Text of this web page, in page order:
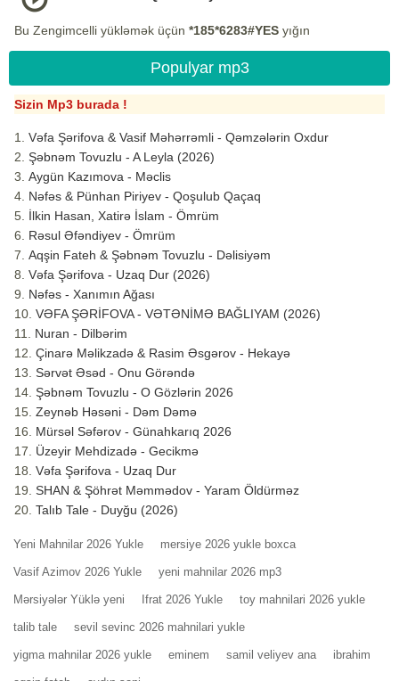
Bu Zengimcelli yükləmək üçün *185*6283#YES yığın
Populyar mp3
Sizin Mp3 burada !
Vəfa Şərifova & Vasif Məhərrəmli - Qəmzələrin Oxdur
Şəbnəm Tovuzlu - A Leyla (2026)
Aygün Kazımova - Məclis
Nəfəs & Pünhan Piriyev - Qoşulub Qaçaq
İlkin Hasan, Xatirə İslam - Ömrüm
Rəsul Əfəndiyev - Ömrüm
Aqşin Fateh & Şəbnəm Tovuzlu - Dəlisiyəm
Vəfa Şərifova - Uzaq Dur (2026)
Nəfəs - Xanımın Ağası
VƏFA ŞƏRİFOVA - VƏTƏNİMƏ BAĞLIYAM (2026)
Nuran - Dilbərim
Çinarə Məlikzadə & Rasim Əsgərov - Hekayə
Sərvət Əsəd - Onu Görəndə
Şəbnəm Tovuzlu - O Gözlərin 2026
Zeynəb Həsəni - Dəm Dəmə
Mürsəl Səfərov - Günahkarıq 2026
Üzeyir Mehdizadə - Gecikmə
Vəfa Şərifova - Uzaq Dur
SHAN & Şöhrət Məmmədov - Yaram Öldürməz
Talıb Tale - Duyğu (2026)
Yeni Mahnilar 2026 Yukle mersiye 2026 yukle boxca
Vasif Azimov 2026 Yukle yeni mahnilar 2026 mp3
Mərsiyələr Yüklə yeni Ifrat 2026 Yukle toy mahnilari 2026 yukle
talib tale sevil sevinc 2026 mahnilari yukle
yigma mahnilar 2026 yukle eminem samil veliyev ana ibrahim